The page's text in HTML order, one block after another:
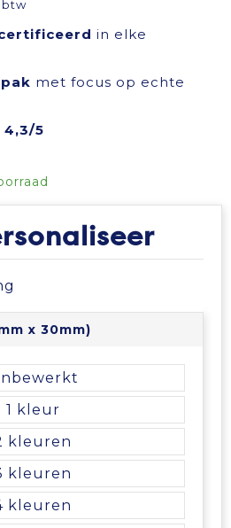
en buiten
Veiligheidshesjes
tassen
manden
btw
in elke
met focus op echte
4,3/5
x 30mm)
1